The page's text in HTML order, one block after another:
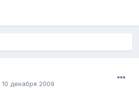
10 декабря 2009